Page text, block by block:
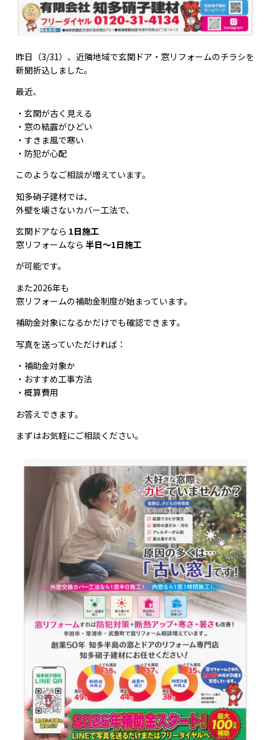
昨日（3/31）、近隣地域で玄関ドア・窓リフォームのチラシを
新聞折込しました。
最近、
・玄関が古く見える
・窓の結露がひどい
・すきま風で寒い
・防犯が心配
このようなご相談が増えています。
知多硝子建材では、
外壁を壊さないカバー工法で、
玄関ドアなら 1日施工
窓リフォームなら半日～1日施工
が可能です。
また2026年も
窓リフォームの補助金制度が始まっています。
補助金対象になるかだけでも確認できます。
写真を送っていただければ：
・補助金対象か
・おすすめ工事方法
・概算費用
お答えできます。
まずはお気軽にご相談ください。